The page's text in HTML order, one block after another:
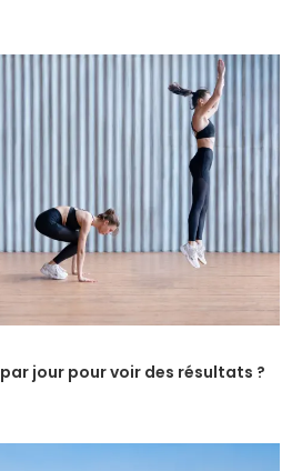
jour pour voir des résultats ?